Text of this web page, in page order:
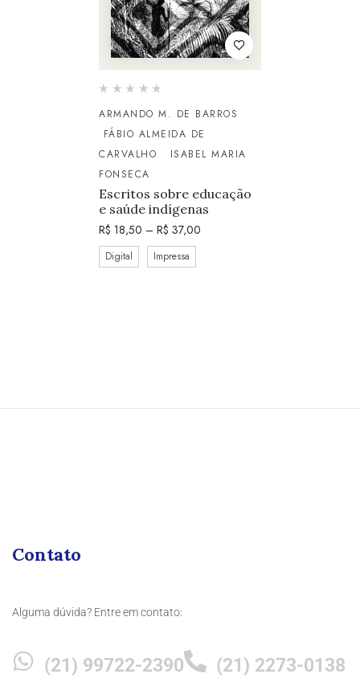
ARMANDO M. DE BARROS
FÁBIO ALMEIDA DE
CARVALHO
ISABEL MARIA
FONSECA
Escritos sobre educação
e saúde indígenas
R$ 18,50 – R$ 37,00
Digital Impressa
Contato
Alguma dúvida? Entre em contato:
(21) 99722-2390
(21) 2273-0138